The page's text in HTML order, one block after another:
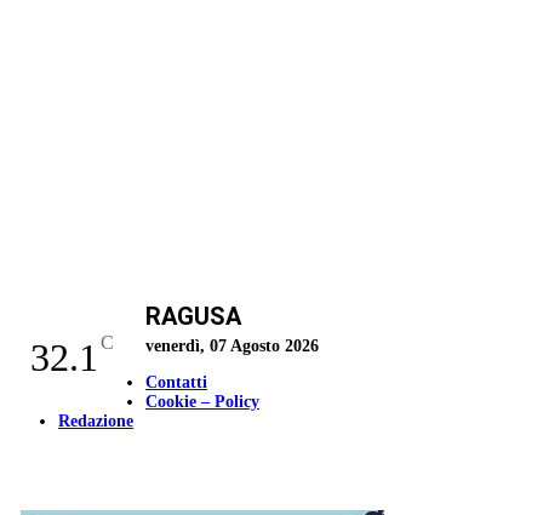
32.1 C
RAGUSA
venerdì, 07 Agosto 2026
Contatti
Cookie – Policy
Redazione